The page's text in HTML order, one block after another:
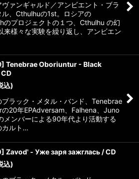
ヴァンギャルド／アンビエント・ブラ
ル、Cthulhuの1st。ロシアの
のプロジェクトの１つ、Cthulhu の幻
来様々な実験を繰り返し、アンビエン
Tenebrae Oboriuntur - Black
込)
ブラック・メタル・バンド、Tenebrae
20年EPAdversam、Falhena、Juno
メンバーによる90年代より活動する
カルト…
Zavod' - Уже заря зажглась / CD
込)